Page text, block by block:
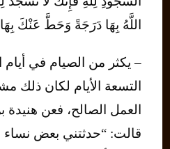
اللَّهُ بِهَا دَرَجَةً وَحَطَّ عَنْكَ
– يكثر من الصيام في
التسعة الأيام لكان ذلك
العمل الصالح، فعن هنيدة
قالت: “حدثتني بعض نساء